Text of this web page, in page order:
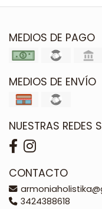
MEDIOS DE PAGO
MEDIOS DE ENVÍO
NUESTRAS REDES
CONTACTO
3424388618